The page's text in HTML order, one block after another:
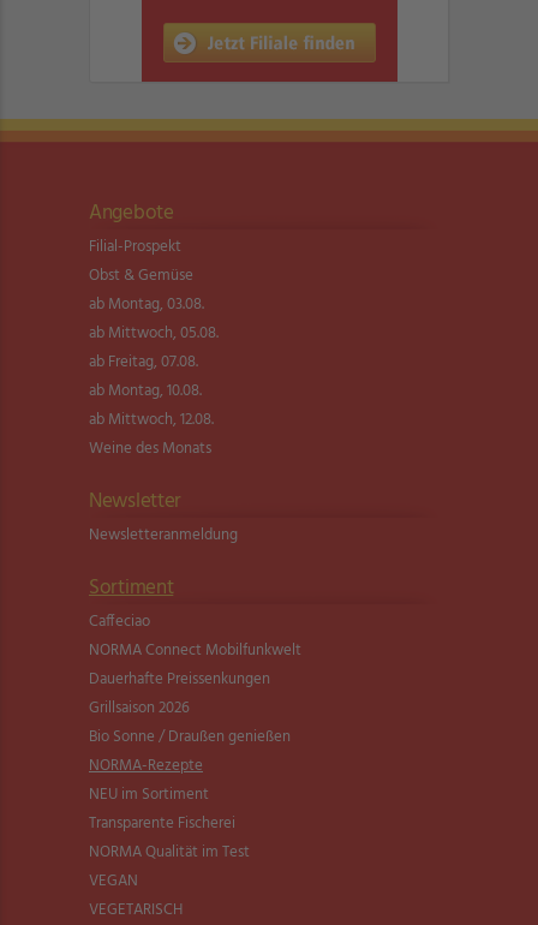
Angebote
Filial-Prospekt
Obst & Gemüse
ab Montag, 03.08.
ab Mittwoch, 05.08.
ab Freitag, 07.08.
ab Montag, 10.08.
ab Mittwoch, 12.08.
Weine des Monats
Newsletter
Newsletter­anmeldung
Sortiment
Caffeciao
NORMA Connect Mobilfunkwelt
Dauerhafte Preissenkungen
Grillsaison 2026
Bio Sonne / Draußen genießen
NORMA-Rezepte
NEU im Sortiment
Transparente Fischerei
NORMA Qualität im Test
VEGAN
VEGETARISCH